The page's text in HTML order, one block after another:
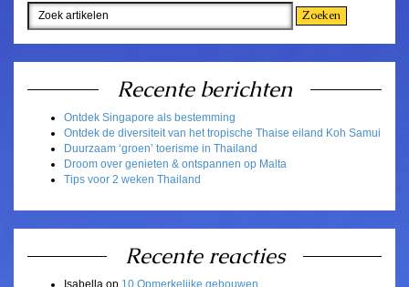
Recente berichten
Ontdek Singapore als bestemming
Ontdek de diversiteit van het tropische Thaise eiland Koh Samui
Duurzaam ‘groen’ toerisme in Thailand
Droom over genieten & ontspannen op Malta
Tips voor 2 weken Thailand
Recente reacties
Isabella op 10 Opmerkelijke gebouwen